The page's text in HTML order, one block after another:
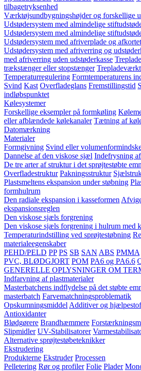
tilbagetryksenhed
Værktøjsundbygningshøjder og forskellige
Udstødersystem med almindelige
Udstødersystem med almindelige
Udstødersystem med afriverplade og
Udstødersystem med afriverring og
med afriverring uden udstøderkasse
trækstænger eller stopstænger
Temperaturregulering Formtemperaturens
Svind Kast Overfladeglans Fremstillingstid
indløbspunktet
Kølesystemer
Forskellige eksempler på formkøling
eller afblændede kølekanaler Tætning af
Datomærkning
Materialer
Formgivning Svind eller
Dannelse af den viskose sjæl Indefrysning
De tre arter af struktur i det sprøjtestøbte
Overfladestruktur Pakningsstruktur
Plastsmeltens ekspansion under støbning
formhulrum
Den radiale ekspansion i kasseformen
ekspansionsreglen
Den viskose sjæls forgrening
Den viskose sjæls forgrening i hulrum med
Temperaturindstilling ved sprøjtestøbning
materialeegenskaber
PEHD/PELD PP PS SB SAN ABS PMMA
PVC, BLØDGJORT POM PA6 og PA6.6
GENERELLE OPLYSNINGER OM
Indfarvning af plastmaterialer
Masterbatchens indflydelse på det støbte
masterbatch Farvematchningsproblematik
Opskumningsmiddel Additiver og
Antioxidanter
Blødgørere Brandhæmmere
Slipmidler UV-Stabilisatorer
Alternative sprøjtestøbeteknikker
Ekstrudering
Produkterne Ekstruder Processen
Pelletering Rør og profiler Folie Plader